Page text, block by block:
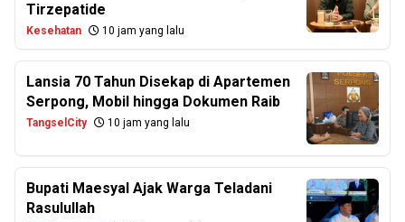
Tirzepatide
Kesehatan 10 jam yang lalu
Lansia 70 Tahun Disekap di Apartemen
Serpong, Mobil hingga Dokumen Raib
TangselCity 10 jam yang lalu
Bupati Maesyal Ajak Warga Teladani
Rasulullah